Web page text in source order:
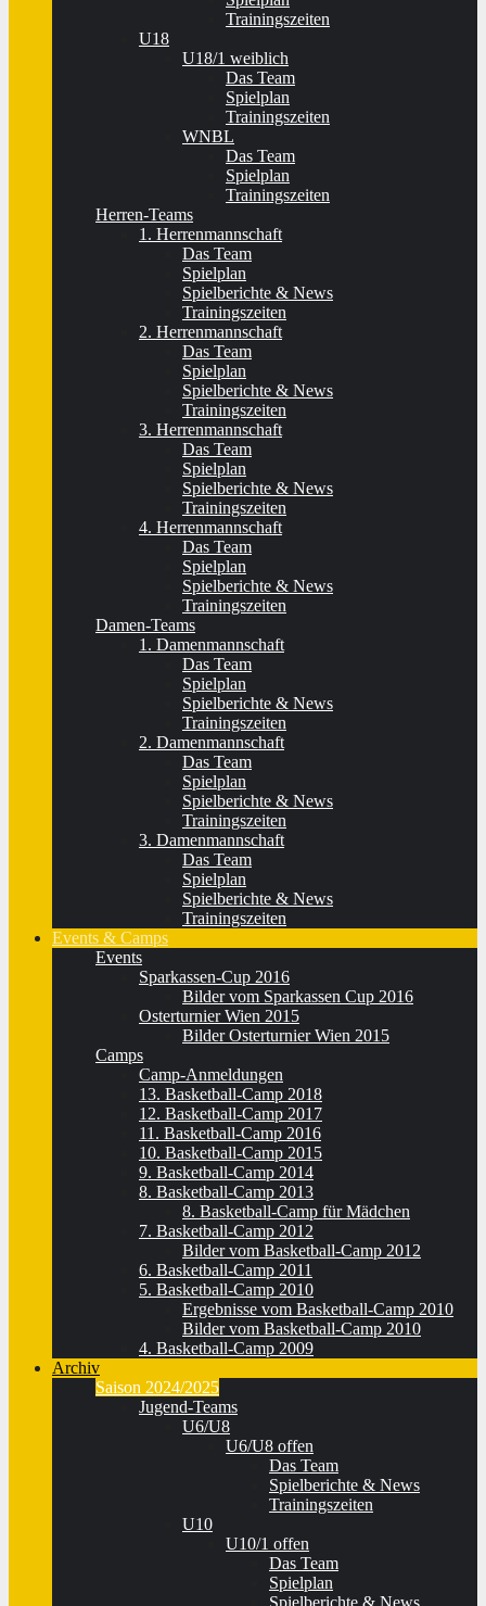
Trainingszeiten
U18
U18/1 weiblich
Das Team
Spielplan
Trainingszeiten
WNBL
Das Team
Spielplan
Trainingszeiten
Herren-Teams
1. Herrenmannschaft
Das Team
Spielplan
Spielberichte & News
Trainingszeiten
2. Herrenmannschaft
Das Team
Spielplan
Spielberichte & News
Trainingszeiten
3. Herrenmannschaft
Das Team
Spielplan
Spielberichte & News
Trainingszeiten
4. Herrenmannschaft
Das Team
Spielplan
Spielberichte & News
Trainingszeiten
Damen-Teams
1. Damenmannschaft
Das Team
Spielplan
Spielberichte & News
Trainingszeiten
2. Damenmannschaft
Das Team
Spielplan
Spielberichte & News
Trainingszeiten
3. Damenmannschaft
Das Team
Spielplan
Spielberichte & News
Trainingszeiten
Events & Camps
Events
Sparkassen-Cup 2016
Bilder vom Sparkassen Cup 2016
Osterturnier Wien 2015
Bilder Osterturnier Wien 2015
Camps
Camp-Anmeldungen
13. Basketball-Camp 2018
12. Basketball-Camp 2017
11. Basketball-Camp 2016
10. Basketball-Camp 2015
9. Basketball-Camp 2014
8. Basketball-Camp 2013
8. Basketball-Camp für Mädchen
7. Basketball-Camp 2012
Bilder vom Basketball-Camp 2012
6. Basketball-Camp 2011
5. Basketball-Camp 2010
Ergebnisse vom Basketball-Camp 2010
Bilder vom Basketball-Camp 2010
4. Basketball-Camp 2009
Archiv
Saison 2024/2025
Jugend-Teams
U6/U8
U6/U8 offen
Das Team
Spielberichte & News
Trainingszeiten
U10
U10/1 offen
Das Team
Spielplan
Spielberichte & News